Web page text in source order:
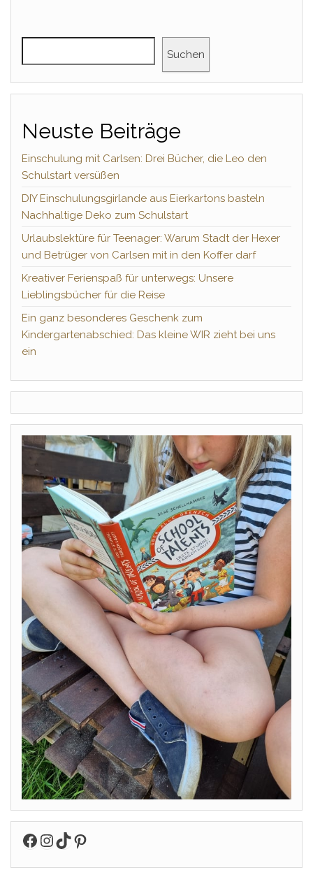
Suchen
Neuste Beiträge
Einschulung mit Carlsen: Drei Bücher, die Leo den
Schulstart versüßen
DIY Einschulungsgirlande aus Eierkartons basteln
Nachhaltige Deko zum Schulstart
Urlaubslektüre für Teenager: Warum Stadt der Hexer
und Betrüger von Carlsen mit in den Koffer darf
Kreativer Ferienspaß für unterwegs: Unsere
Lieblingsbücher für die Reise
Ein ganz besonderes Geschenk zum
Kindergartenabschied: Das kleine WIR zieht bei uns
ein
Facebook
Instagram
TikTok
Pinterest